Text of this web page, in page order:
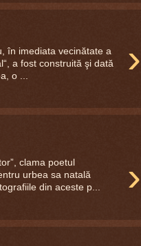
›
în imediata vecinătate a
a fost construită şi dată
o ...
›
clama poetul
urbea sa natală
din aceste p...